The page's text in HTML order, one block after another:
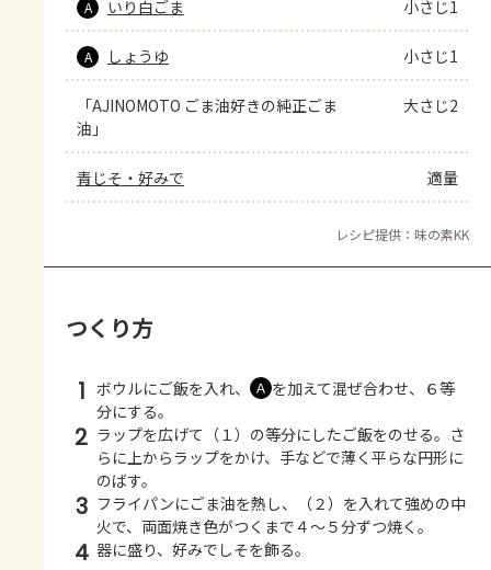
A いり白ごま 小さじ1
A しょうゆ 小さじ1
「AJINOMOTO ごま油好きの純正ごま
油」
大さじ2
青じそ・好みで 適量
レシピ提供：味の素KK
つくり方
1 ボウルにご飯を入れ、 Ａ を加えて混ぜ合わせ、６等
分にする。
2 ラップを広げて（１）の等分にしたご飯をのせる。さ
らに上からラップをかけ、手などで薄く平らな円形に
のばす。
3 フライパンにごま油を熱し、（２）を入れて強めの中
火で、両面焼き色がつくまで４～５分ずつ焼く。
4 器に盛り、好みでしそを飾る。